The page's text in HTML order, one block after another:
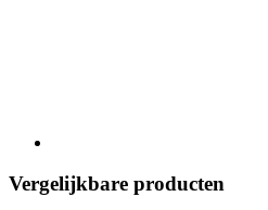
Vergelijkbare producten